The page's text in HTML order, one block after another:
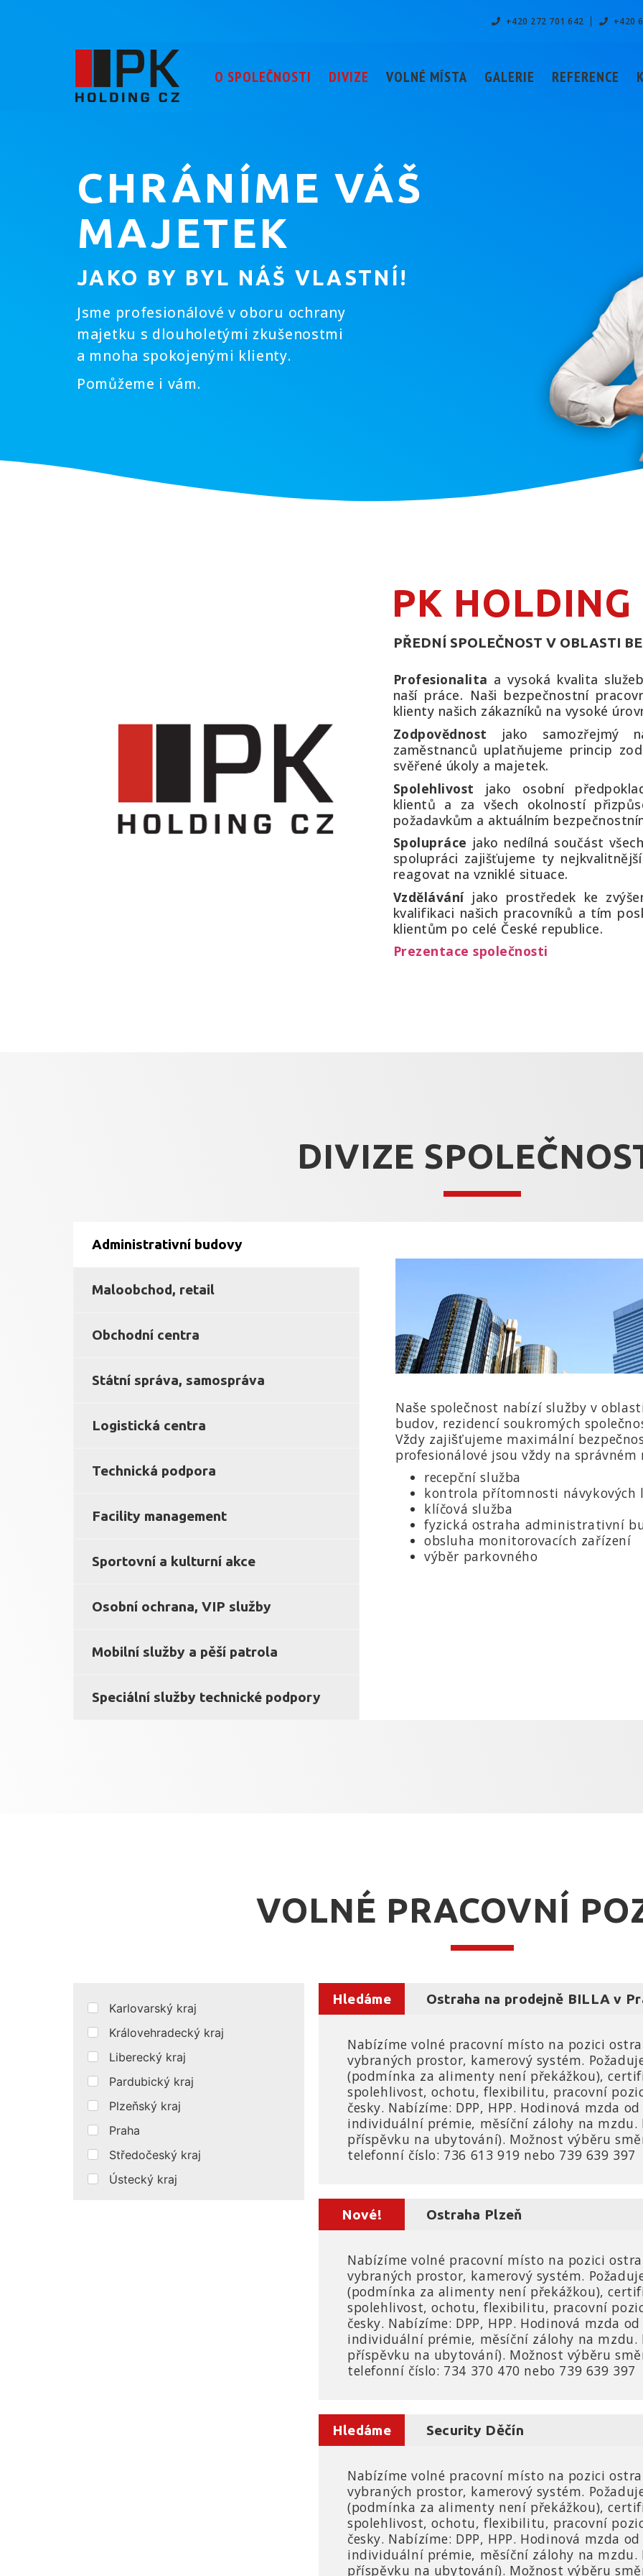
+420 272 701 642 +420
O SPOLEČNOSTI DIVIZE VOLNÉ MÍSTA GALERIE REFERENCE
CHRÁNÍME VÁŠ
MAJETEK
JAKO BY BYL NÁŠ VLASTNÍ!
Jsme profesionálové v oboru ochrany
majetku s dlouholetými zkušenostmi
a mnoha spokojenými klienty.
Pomůžeme i vám.
PK HOLDING
PŘEDNÍ SPOLEČNOST V OBLASTI
Profesionalita a vysoká kvalita
naší práce. Naši bezpečnostní
klienty našich zákazníků na vysoké
Zodpovědnost jako samozřejmý
zaměstnanců uplatňujeme princip
svěřené úkoly a majetek.
Spolehlivost jako osobní
klientů a za všech okolností
požadavkům a aktuálním
Spolupráce jako nedílná součást
spolupráci zajišťujeme ty
reagovat na vzniklé situace.
Vzděláváníjako prostředek ke
kvalifikaci našich pracovníků a tím
klientům po celé České republice.
Prezentace společnosti
DIVIZE
Administrativní budovy
Maloobchod, retail
Obchodní centra
Státní správa, samospráva
Logistická centra
Technická podpora
Facility management
Sportovní a kulturní akce
Osobní ochrana, VIP služby
Mobilní služby a pěší patrola
Speciální služby technické podpory
Naše společnost nabízí služby v
budov, rezidencí soukromých
Vždy zajišťujeme maximální
profesionálové jsou vždy na správném
recepční služba
kontrola přítomnosti návykových
klíčová služba
fyzická ostraha administrativní
obsluha monitorovacích zařízení
výběr parkovného
VOLNÉ PRACOVNÍ
Karlovarský kraj
Královehradecký kraj
Liberecký kraj
Pardubický kraj
Plzeňský kraj
Praha
Středočeský kraj
Ústecký kraj
Hledáme Ostraha na prodejně BILLA v
Nabízíme volné pracovní místo na pozici
vybraných prostor, kamerový systém.
(podmínka za alimenty není překážkou),
spolehlivost, ochotu, flexibilitu, pracovní
česky. Nabízíme: DPP, HPP. Hodinová mzda
individuální prémie, měsíční zálohy na
příspěvku na ubytování). Možnost výběru
telefonní číslo: 736 613 919 nebo 739 639 397
Nové! Ostraha Plzeň
Nabízíme volné pracovní místo na pozici
vybraných prostor, kamerový systém.
(podmínka za alimenty není překážkou),
spolehlivost, ochotu, flexibilitu, pracovní
česky. Nabízíme: DPP, HPP. Hodinová mzda
individuální prémie, měsíční zálohy na
příspěvku na ubytování). Možnost výběru
telefonní číslo: 734 370 470 nebo 739 639 397
Hledáme Security Děčín
Nabízíme volné pracovní místo na pozici
vybraných prostor, kamerový systém.
(podmínka za alimenty není překážkou),
spolehlivost, ochotu, flexibilitu, pracovní
česky. Nabízíme: DPP, HPP. Hodinová mzda
individuální prémie, měsíční zálohy na
příspěvku na ubytování). Možnost výběru